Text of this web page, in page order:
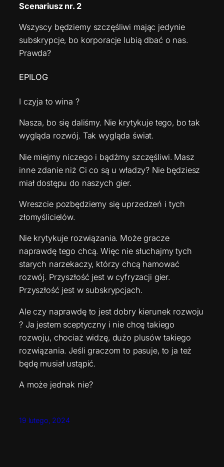
Scenariusz nr. 2
Wszyscy będziemy szczęśliwi mając jedynie
subskrypcje, bo korporacje lubią dbać o nas.
Prawda?
EPILOG
I czyja to wina ?
Nasza, bo się daliśmy. Nie krytykuje tego, bo tak
wygląda rozwój. Tak wygląda świat.
Nie miejmy niczego i bądźmy szczęśliwi. Masz
inne zdanie niż Ci co są u władzy? Nie będziesz
miał dostępu do naszych gier.
Wreszcie pozbędziemy się uprzedzeń i tych
złomyślicielów.
Nie krytykuje rozwiązania. Może gracze
naprawdę tego chcą. Więc nie słuchajmy tych
starych narzekaczy, którzy chcą hamować
rozwój. Przyszłość jest w cyfryzacji gier.
Przyszłość jest w subskrypcjach.
Ale czy naprawdę to jest dobry kierunek rozwoju
? Ja jestem sceptyczny i nie chcę takiego
rozwoju, chociaż widzę, dużo plusów takiego
rozwiązania. Jeśli graczom to pasuje, to ja też
będę musiał ustąpić.
A może jednak nie?
19 lutego, 2024